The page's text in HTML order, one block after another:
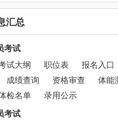
汇总
考试
试大纲 职位表
报名入口
成绩查询 资格审查
体能
检名单
录用公示
考试